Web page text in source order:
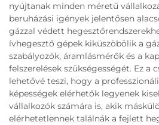
nyújtanak minden méretű
beruházási igények jelentősen
gázzal védett
ívhegesztő gépek kiküszöbölik a
szabályozók, áramlásmérők és a
felszerelések szükségességét. Ez a
lehetővé teszi, hogy a
képességek elérhetők legyenek
vállalkozók számára is, akik
elérhetetlennek találnák a fejlett